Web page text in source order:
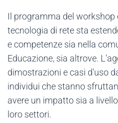
Il programma del workshop
tecnologia di rete sta
e competenze sia nella
Educazione, sia altrove.
dimostrazioni e casi d'uso
individui che stanno
avere un impatto sia a
loro settori.